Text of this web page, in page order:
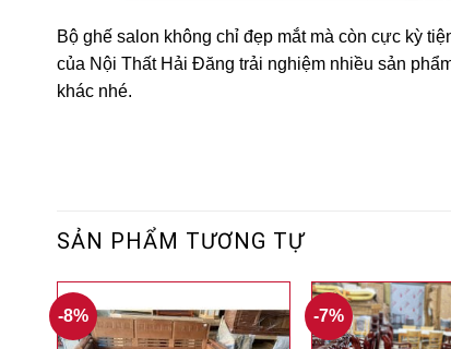
Bộ ghế salon không chỉ đẹp mắt mà còn cực kỳ
của Nội Thất Hải Đăng trải nghiệm nhiều sản
khác nhé.
SẢN PHẨM TƯƠNG TỰ
-8% -7%